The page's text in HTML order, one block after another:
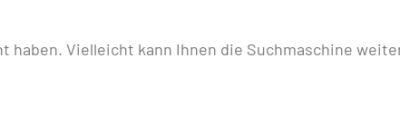
Vielleicht kann Ihnen die Suchmaschine